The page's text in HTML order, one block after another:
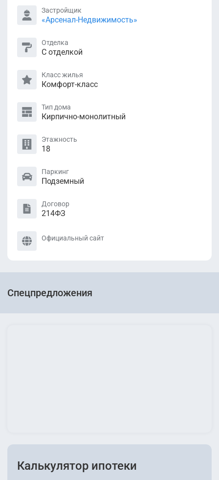
Застройщик
«Арсенал-Недвижимость»
Отделка
С отделкой
Класс жилья
Комфорт-класс
Тип дома
Кирпично-монолитный
Этажность
18
Паркинг
Подземный
Договор
214ФЗ
Официальный сайт
Спецпредложения
Калькулятор ипотеки